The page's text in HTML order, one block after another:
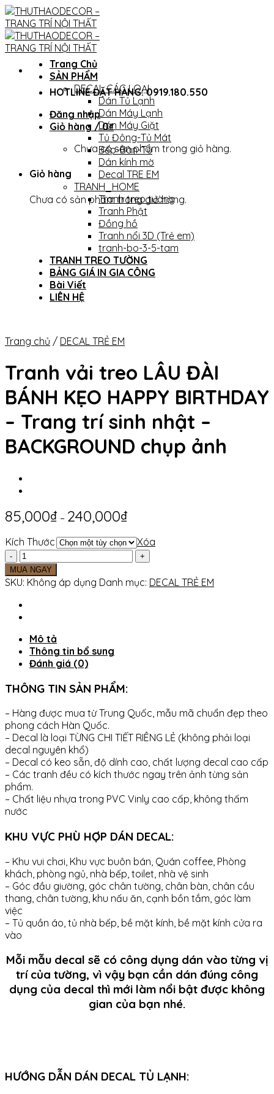
Skip
to
content
HOTLINE ĐẶT HÀNG: 0919.180.550
Đăng nhập
Giỏ hàng /0₫
Chưa có sản phẩm trong giỏ hàng.
Giỏ hàng
Chưa có sản phẩm trong giỏ hàng.
Trang Chủ
SẢN PHẨM
DECAL CÁC LOẠI
Dán Tủ Lạnh
Dán Máy Lạnh
Dán Máy Giặt
Tủ Đông-Tủ Mát
Bếp-Bàn-Tủ
Dán kính mờ
Decal TRE EM
TRANH_HOME
Tranh treo tường
Tranh Phật
Đồng hồ
Tranh nổi 3D (Trẻ em)
tranh-bo-3-5-tam
TRANH TREO TƯỜNG
BẢNG GIÁ IN GIA CÔNG
Bài Viết
LIÊN HỆ
Trang chủ / DECAL TRẺ EM
Tranh vải treo LÂU ĐÀI
BÁNH KẸO HAPPY BIRTHDAY
– Trang trí sinh nhật –
BACKGROUND chụp ảnh
85,000₫ – 240,000₫
Kích Thước
Xóa
Tranh
vải
treo
ĐÀI
BÁNH
HAPPY
BIRTHDAY
-
trí
nhật
-
BACKGROUND
chụp
ảnh
số
lượng
MUA NGAY
SKU: Không áp dụng Danh mục: DECAL TRẺ EM
Mô tả
Thông tin bổ sung
Đánh giá (0)
THÔNG TIN SẢN PHẨM:
– Hàng được mua từ Trung Quốc, mẫu mã chuẩn đẹp theo
phong cách Hàn Quốc.
– Decal là loại TỪNG CHI TIẾT RIÊNG LẺ (không phải loại
decal nguyên khổ)
– Decal có keo sẵn, độ dính cao, chất lượng decal cao cấp
– Các tranh đều có kích thước ngay trên ảnh từng sản
phẩm.
– Chất liệu nhựa trong PVC Vinly cao cấp, không thấm
nước
KHU VỰC PHÙ HỢP DÁN DECAL:
– Khu vui chơi, Khu vực buôn bán, Quán coffee, Phòng
khách, phòng ngủ, nhà bếp, toilet, nhà vệ sinh
– Góc đầu giường, góc chân tường, chân bàn, chân cầu
thang, chân tường, khu nấu ăn, cạnh bồn tắm, góc làm
việc
– Tủ quần áo, tủ nhà bếp, bề mặt kính, bề mặt kính cửa ra
vào
Mỗi mẫu decal sẽ có công dụng dán vào từng vị
trí của tường, vì vậy bạn cần dán đúng công
dụng của decal thì mới làm nổi bật được không
gian của bạn nhé.
HƯỚNG DẪN DÁN DECAL TỦ LẠNH: